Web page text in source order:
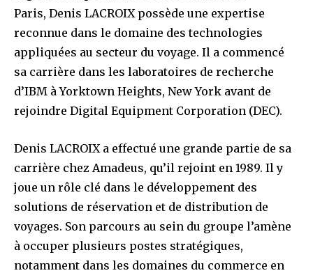
Paris, Denis LACROIX possède une expertise
reconnue dans le domaine des technologies
appliquées au secteur du voyage. Il a commencé
sa carrière dans les laboratoires de recherche
d’IBM à Yorktown Heights, New York avant de
rejoindre Digital Equipment Corporation (DEC).
Denis LACROIX a effectué une grande partie de sa
carrière chez Amadeus, qu’il rejoint en 1989. Il y
joue un rôle clé dans le développement des
solutions de réservation et de distribution de
voyages. Son parcours au sein du groupe l’amène
à occuper plusieurs postes stratégiques,
notamment dans les domaines du commerce en